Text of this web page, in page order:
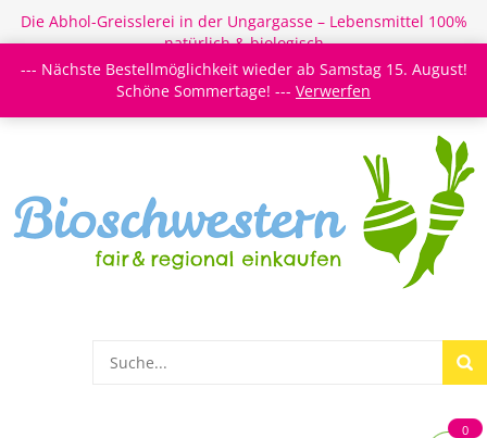
Die Abhol-Greisslerei in der Ungargasse – Lebensmittel 100%
natürlich & biologisch
Login/Register Newsletter Meine Merkzettel
0
--- Nächste Bestellmöglichkeit wieder ab Samstag 15. August!
Schöne Sommertage! --- Verwerfen